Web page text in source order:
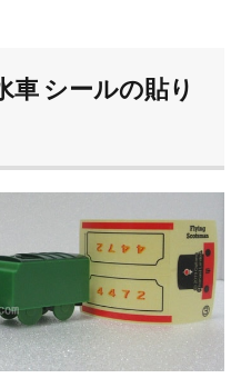
車 シールの貼り